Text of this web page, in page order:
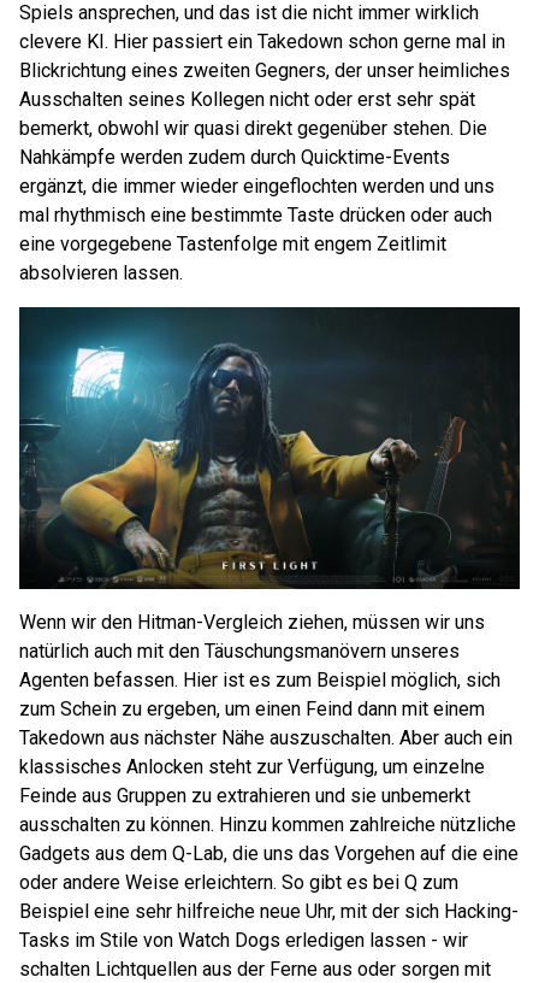
Spiels ansprechen, und das ist die nicht immer wirklich
clevere KI. Hier passiert ein Takedown schon gerne mal in
Blickrichtung eines zweiten Gegners, der unser heimliches
Ausschalten seines Kollegen nicht oder erst sehr spät
bemerkt, obwohl wir quasi direkt gegenüber stehen. Die
Nahkämpfe werden zudem durch Quicktime-Events
ergänzt, die immer wieder eingeflochten werden und uns
mal rhythmisch eine bestimmte Taste drücken oder auch
eine vorgegebene Tastenfolge mit engem Zeitlimit
absolvieren lassen.
Wenn wir den Hitman-Vergleich ziehen, müssen wir uns
natürlich auch mit den Täuschungsmanövern unseres
Agenten befassen. Hier ist es zum Beispiel möglich, sich
zum Schein zu ergeben, um einen Feind dann mit einem
Takedown aus nächster Nähe auszuschalten. Aber auch ein
klassisches Anlocken steht zur Verfügung, um einzelne
Feinde aus Gruppen zu extrahieren und sie unbemerkt
ausschalten zu können. Hinzu kommen zahlreiche nützliche
Gadgets aus dem Q-Lab, die uns das Vorgehen auf die eine
oder andere Weise erleichtern. So gibt es bei Q zum
Beispiel eine sehr hilfreiche neue Uhr, mit der sich Hacking-
Tasks im Stile von Watch Dogs erledigen lassen - wir
schalten Lichtquellen aus der Ferne aus oder sorgen mit